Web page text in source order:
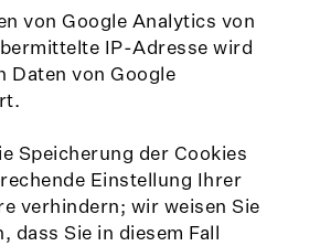
von Google Analytics von
IP-Adresse wird
Daten von Google
Speicherung der Cookies
Einstellung Ihrer
verhindern; wir weisen Sie
dass Sie in diesem Fall